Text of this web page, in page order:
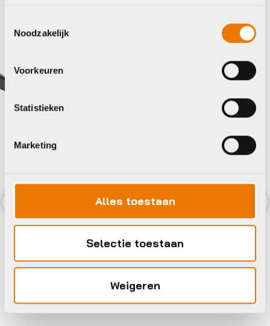
Noodzakelijk
Voorkeuren
Statistieken
Marketing
Alles toestaan
Selectie toestaan
Weigeren
Previous
Xlc STANDAARD 26/29 A VORK
VERST 40MM M6 ZW KSC06
Op voorraad in winkel